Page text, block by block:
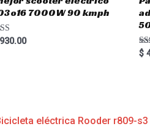
7000W 90 kmph
5.00
$